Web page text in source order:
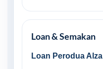
Loan & Semakan
Loan Perodua Alza